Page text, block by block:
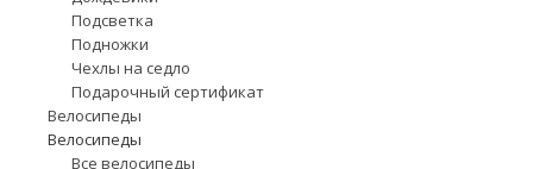
Подсветка
Подножки
Чехлы на седло
Подарочный сертификат
Велосипеды
Велосипеды
Все велосипеды